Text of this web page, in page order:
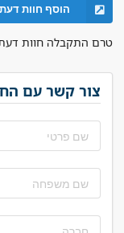
הוסף חוות דעת
טרם התקבלה חוות
צור קשר עם